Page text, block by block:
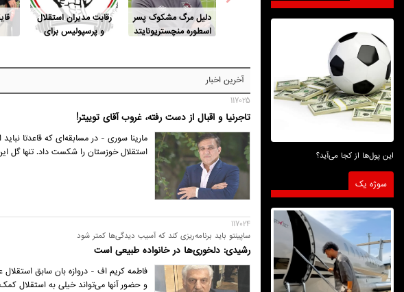
دلیل مرگ مشکوک پسر
اسطوره منچستریونایتد
رقابت مدیران استقلال
و پرسپولیس برای
آخرین اخبار
117025
تاجرنیا و اقبال از دست رفته، غروب آقای توییتر!
مارینا سوری - در مسابقه‌ای که قاعدتا
استقلال خوزستان را شکست داد. تنها گل
117024
ساپینتو باید برنامه‌ریزی کند که آسیب دیدگی‌ها کمتر شود
رشیدی: دلخوری‌ها در خانواده طبیعی است
فاطمه کریم اف - دروازه بان سابق استقلال
و حضور آنها می‌تواند خیلی به استقلال
این پول‌ها از کجا می‌آید؟
سوژه یک